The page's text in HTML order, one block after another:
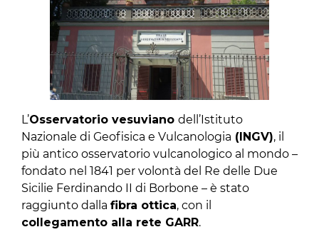
L’Osservatorio vesuviano dell’Istituto
Nazionale di Geofisica e Vulcanologia (INGV), il
più antico osservatorio vulcanologico al mondo –
fondato nel 1841 per volontà del Re delle Due
Sicilie Ferdinando II di Borbone – è stato
raggiunto dalla fibra ottica, con il
collegamento alla rete GARR.